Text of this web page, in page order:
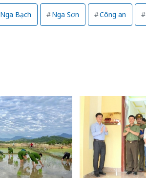
Nga Bạch Nga Sơn Công an